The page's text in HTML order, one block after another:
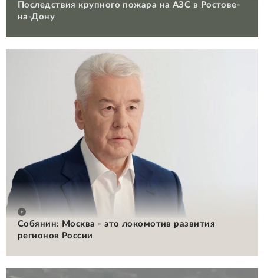
Последствия крупного пожара на АЗС в Ростове-
на-Дону
Собянин: Москва - это локомотив развития
регионов России